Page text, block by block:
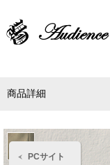
PCサイト
商品詳細